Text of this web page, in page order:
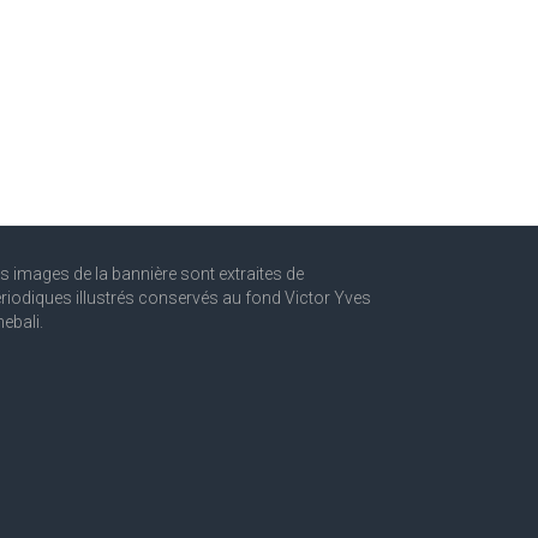
images de la bannière sont extraites de
illustrés conservés au fond Victor Yves